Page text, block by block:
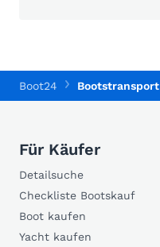
Boot24 Bootstransport
Für Käufer
Detailsuche
Checkliste Bootskauf
Boot kaufen
Yacht kaufen